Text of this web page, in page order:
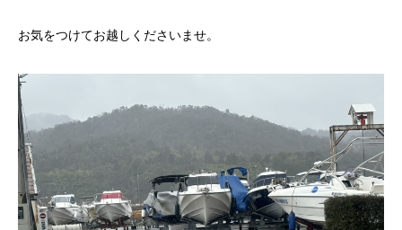
お気をつけてお越しくださいませ。